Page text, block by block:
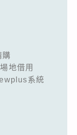
購
場地借用
系統